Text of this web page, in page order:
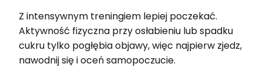
Z intensywnym treningiem lepiej poczekać.
Aktywność fizyczna przy osłabieniu lub spadku
cukru tylko pogłębia objawy, więc najpierw zjedz,
nawodnij się i oceń samopoczucie.